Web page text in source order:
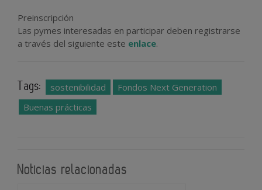
Preinscripción
Las pymes interesadas en participar deben registrarse
a través del siguiente este enlace.
Tags: sostenibilidad
Fondos Next Generation
Buenas prácticas
Noticias relacionadas